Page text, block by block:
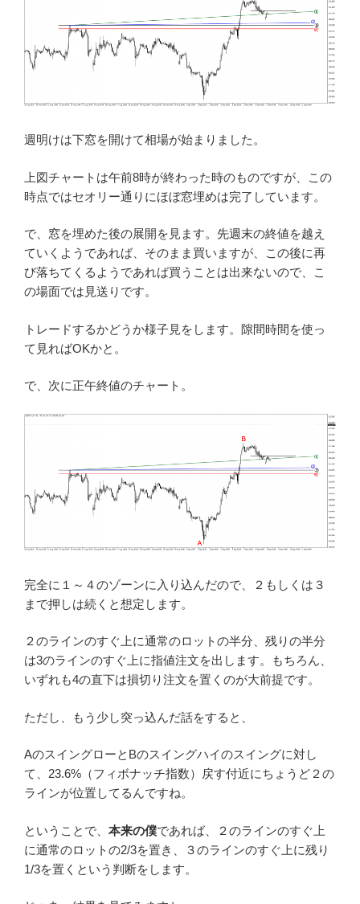
週明けは下窓を開けて相場が始まりました。
上図チャートは午前8時が終わった時のものですが、この
時点ではセオリー通りにほぼ窓埋めは完了しています。
で、窓を埋めた後の展開を見ます。先週末の終値を越え
ていくようであれば、そのまま買いますが、この後に再
び落ちてくるようであれば買うことは出来ないので、こ
の場面では見送りです。
トレードするかどうか様子見をします。隙間時間を使っ
て見ればOKかと。
で、次に正午終値のチャート。
完全に１～４のゾーンに入り込んだので、２もしくは３
まで押しは続くと想定します。
２のラインのすぐ上に通常のロットの半分、残りの半分
は3のラインのすぐ上に指値注文を出します。もちろん、
いずれも4の直下は損切り注文を置くのが大前提です。
ただし、もう少し突っ込んだ話をすると、
AのスイングローとBのスイングハイのスイングに対し
て、23.6%（フィボナッチ指数）戻す付近にちょうど２の
ラインが位置してるんですね。
ということで、 本来の僕であれば、２のラインのすぐ上
に通常のロットの2/3を置き、３のラインのすぐ上に残り
1/3を置くという判断をします。